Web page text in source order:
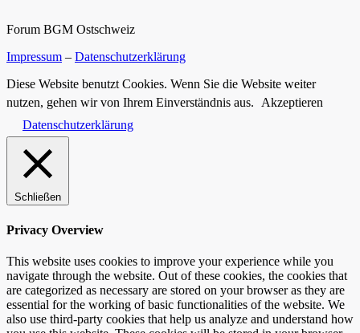
Forum BGM Ostschweiz
Impressum – Datenschutzerklärung
Diese Website benutzt Cookies. Wenn Sie die Website weiter
nutzen, gehen wir von Ihrem Einverständnis aus. Akzeptieren
Datenschutzerklärung
Schließen
Privacy Overview
This website uses cookies to improve your experience while you
navigate through the website. Out of these cookies, the cookies that
are categorized as necessary are stored on your browser as they are
essential for the working of basic functionalities of the website. We
also use third-party cookies that help us analyze and understand how